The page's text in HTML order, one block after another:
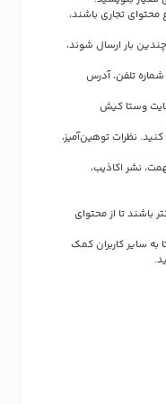
محتوای تجاری باشند،
بار ارسال شوند،
تلفن، آدرس
وستا کیش
نظرات توهین‌آمیز،
نشر اکاذیب،
شامل 50 کاراکتر و حداکثر 500 کاراکتر باشند تا از محتوای
به سایر کاربران کمک